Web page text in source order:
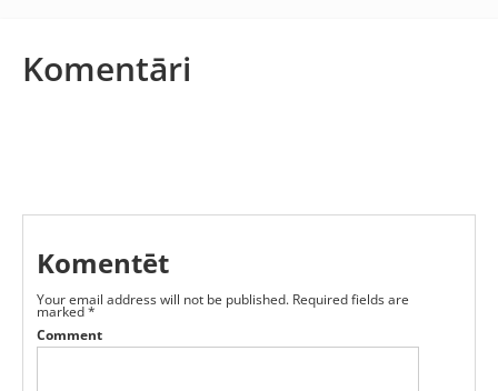
Komentāri
Komentēt
Your email address will not be published. Required fields are
marked*
Comment